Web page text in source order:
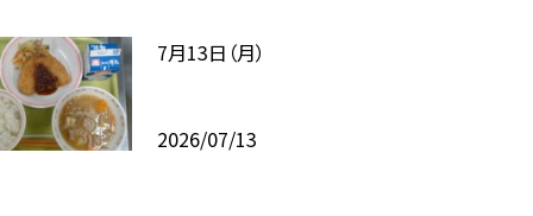
7月13日（月）
2026/07/13